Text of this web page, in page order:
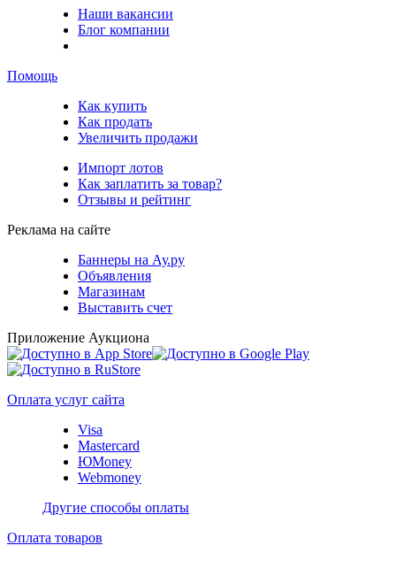
Наши вакансии
Блог компании
Помощь
Как купить
Как продать
Увеличить продажи
Импорт лотов
Как заплатить за товар?
Отзывы и рейтинг
Реклама на сайте
Баннеры на Ау.ру
Объявления
Магазинам
Выставить счет
Приложение Аукциона
Оплата услуг сайта
Visa
Mastercard
ЮMoney
Webmoney
Другие способы оплаты
Оплата товаров